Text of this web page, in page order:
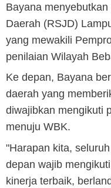
Bayana
Daerah (RSJD)
yang mewakili
penilaian Wilayah
Ke depan, Bayana
daerah yang
diwajibkan mengikuti
menuju WBK.
"Harapan kita,
depan wajib
kinerja terbaik,